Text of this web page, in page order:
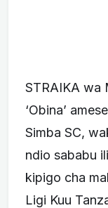
STRAIKA wa
‘Obina’
Simba SC,
ndio sababu
kipigo cha
Ligi Kuu